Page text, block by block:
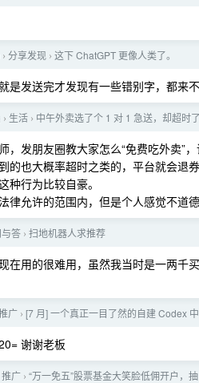
› 分享发现 › 这下 ChatGPT 更像人类了。
是发送完才发现有一些错别字，都来
› 生活 › 中午外卖选了个 1 对 1 急送，却超时了
，发朋友圈教大家怎么“免费吃外卖”
的也大概率超时之类的，平台就会退券
种行为比较自豪。
律允许的范围内，但是个人感觉不道德
答 › 扫地机器人求推荐
在用的很难用，虽然我当时是一两千
广 › [7 月] 一个真正一目了然的自建 Codex
谢谢老板
推广 › “万一免五”股票基金大笑脸低佣开户，